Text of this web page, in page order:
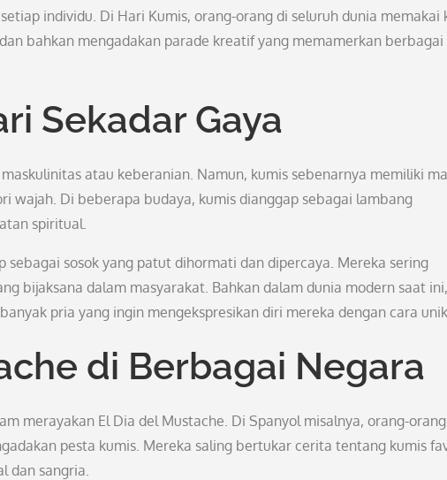
individu. Di Hari Kumis, orang-orang di seluruh dunia memakai
bahkan mengadakan parade kreatif yang memamerkan berbagai
Sekadar Gaya
atau keberanian. Namun, kumis sebenarnya memiliki
wajah. Di beberapa budaya, kumis dianggap sebagai lambang
spiritual.
sebagai sosok yang patut dihormati dan dipercaya. Mereka sering
bijaksana dalam masyarakat. Bahkan dalam dunia modern saat ini,
pria yang ingin mengekspresikan diri mereka dengan cara
di Berbagai Negara
merayakan El Dia del Mustache. Di Spanyol misalnya, orang-orang
pesta kumis. Mereka saling bertukar cerita tentang kumis
dan sangria.